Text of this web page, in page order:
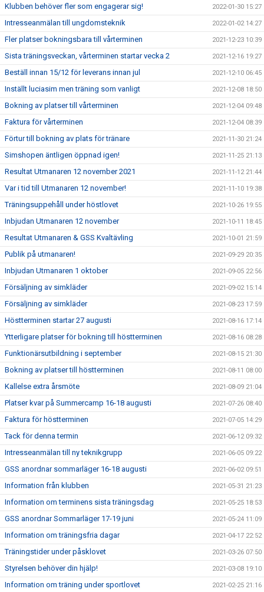
Klubben behöver fler som engagerar sig! 2022-01-30 15:27
Intresseanmälan till ungdomsteknik 2022-01-02 14:27
Fler platser bokningsbara till vårterminen 2021-12-23 10:39
Sista träningsveckan, vårterminen startar vecka 2 2021-12-16 19:27
Beställ innan 15/12 för leverans innan jul 2021-12-10 06:45
Inställt luciasim men träning som vanligt 2021-12-08 18:50
Bokning av platser till vårterminen 2021-12-04 09:48
Faktura för vårterminen 2021-12-04 08:39
Förtur till bokning av plats för tränare 2021-11-30 21:24
Simshopen äntligen öppnad igen! 2021-11-25 21:13
Resultat Utmanaren 12 november 2021 2021-11-12 21:44
Var i tid till Utmanaren 12 november! 2021-11-10 19:38
Träningsuppehåll under höstlovet 2021-10-26 19:55
Inbjudan Utmanaren 12 november 2021-10-11 18:45
Resultat Utmanaren & GSS Kvaltävling 2021-10-01 21:59
Publik på utmanaren! 2021-09-29 20:35
Inbjudan Utmanaren 1 oktober 2021-09-05 22:56
Försäljning av simkläder 2021-09-02 15:14
Försäljning av simkläder 2021-08-23 17:59
Höstterminen startar 27 augusti 2021-08-16 17:14
Ytterligare platser för bokning till höstterminen 2021-08-16 08:28
Funktionärsutbildning i september 2021-08-15 21:30
Bokning av platser till höstterminen 2021-08-11 08:00
Kallelse extra årsmöte 2021-08-09 21:04
Platser kvar på Summercamp 16-18 augusti 2021-07-26 08:40
Faktura för höstterminen 2021-07-05 14:29
Tack för denna termin 2021-06-12 09:32
Intresseanmälan till ny teknikgrupp 2021-06-05 09:22
GSS anordnar sommarläger 16-18 augusti 2021-06-02 09:51
Information från klubben 2021-05-31 21:23
Information om terminens sista träningsdag 2021-05-25 18:53
GSS anordnar Sommarläger 17-19 juni 2021-05-24 11:09
Information om träningsfria dagar 2021-04-17 22:52
Träningstider under påsklovet 2021-03-26 07:50
Styrelsen behöver din hjälp! 2021-03-08 19:10
Information om träning under sportlovet 2021-02-25 21:16